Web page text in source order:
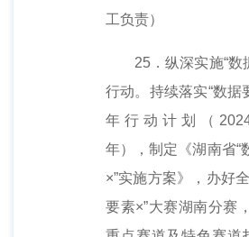
工负责）
25．纵深实施“数
行动。持续落实“数据
年行动计划（
年），制定《湖南省“
×”实施方案》，办好
要素×”大赛湖南分赛